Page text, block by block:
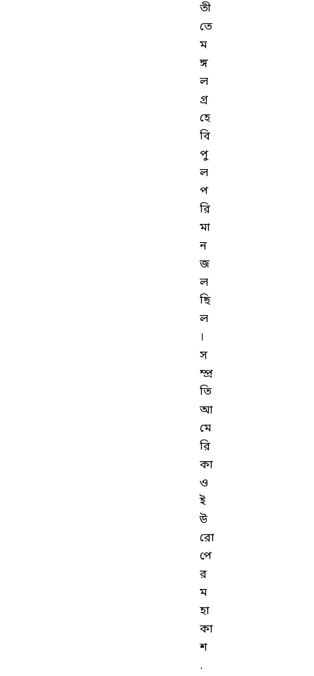
তী
তে
ম
ঙ্গ
ল
গ্র
হে
বি
পু
ল
প
রি
মা
ন
জ
ল
ছি
ল
।
স
ম্প্র
তি
আ
মে
রি
কা
ও
ই
উ
রো
পে
র
ম
হা
কা
শ
.